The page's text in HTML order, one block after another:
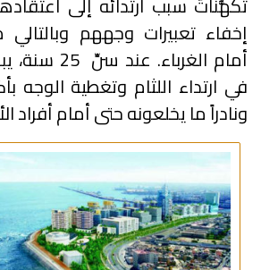
إخفاء تعبيرات وجههم
أمام
في ارتداء اللثام وتغطية الوجه
ونادراً ما يخلعونه حتى أمام أفراد